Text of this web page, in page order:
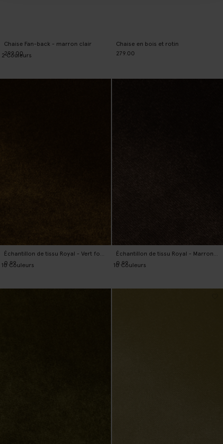
Chaise Fan-back - marron clair
299.00
2Couleurs
Chaise en bois et rotin
279.00
Échantillon de tissu Royal - Vert foncé
0.99
10Couleurs
Échantillon de tissu Royal - Marron foncé
0.99
10Couleurs